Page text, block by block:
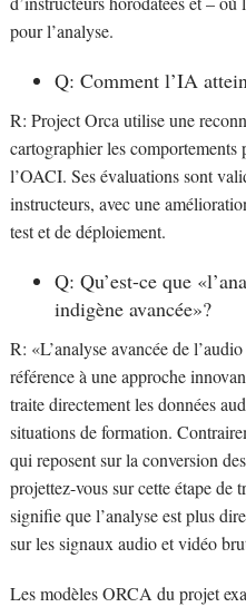
pour l’analyse.
Q: Comment l’IA
R: Project Orca utilise une
cartographier les comportements
l’OACI. Ses évaluations sont
instructeurs, avec une
test et de déploiement.
Q: Qu’est-ce que
indigène avancée»?
R: «L’analyse avancée de
référence à une approche
traite directement les données
situations de formation.
qui reposent sur la conversion
projettez-vous sur cette étape de
signifie que l’analyse est plus
sur les signaux audio et vidéo
Les modèles ORCA du projet